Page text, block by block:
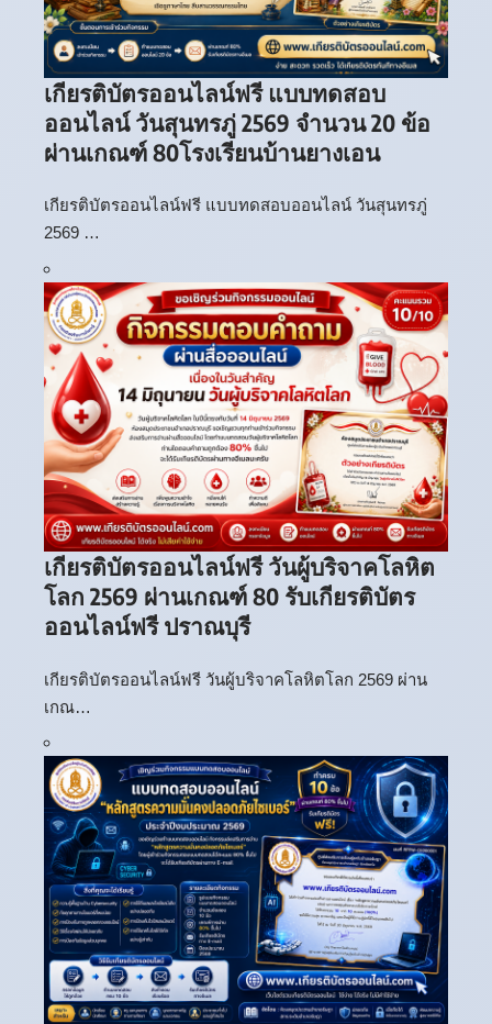
เกียรติบัตรออนไลน์ฟรี แบบทดสอบ
ออนไลน์ วันสุนทรภู่ 2569 จำนวน 20 ข้อ
ผ่านเกณฑ์ 80โรงเรียนบ้านยางเอน
เกียรติบัตรออนไลน์ฟรี แบบทดสอบออนไลน์ วันสุนทรภู่
2569 …
เกียรติบัตรออนไลน์ฟรี วันผู้บริจาคโลหิต
โลก 2569 ผ่านเกณฑ์ 80 รับเกียรติบัตร
ออนไลน์ฟรี ปราณบุรี
เกียรติบัตรออนไลน์ฟรี วันผู้บริจาคโลหิตโลก 2569 ผ่าน
เกณ…